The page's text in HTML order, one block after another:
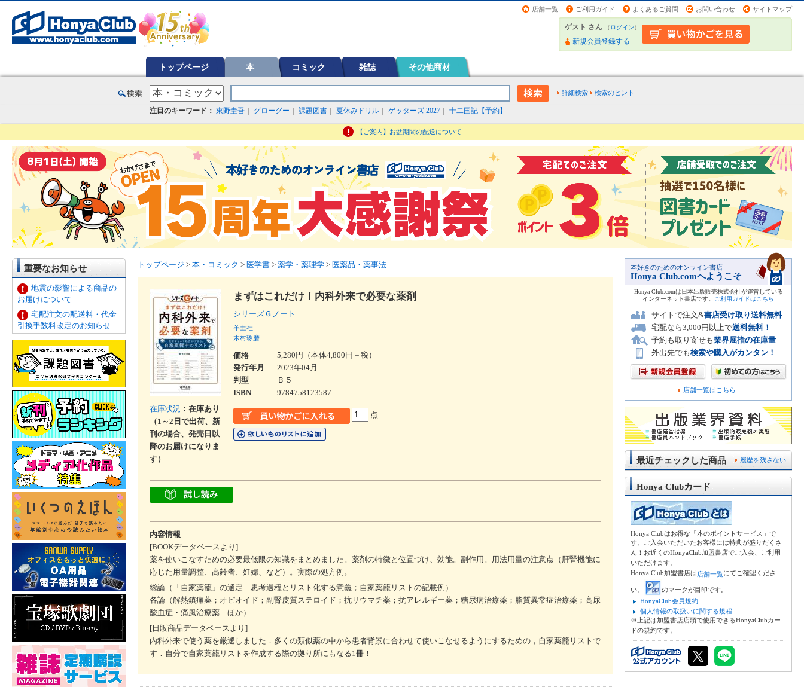
店舗一覧 ご利用ガイド よくあるご質問 お問い合わせ サイトマップ
ゲスト さん （ログイン）
新規会員登録する
トップページ 本 コミック 雑誌 その他商材
詳細検索 検索のヒント
注目のキーワード： 東野圭吾 グローグー 課題図書 夏休みドリル ゲッターズ 2027 十二国記【予約】
【ご案内】お盆期間の配送について
重要なお知らせ
地震の影響による商品の
お届けについて
宅配注文の配送料・代金
引換手数料改定のお知らせ
トップページ > 本・コミック > 医学書 > 薬学・薬理学 > 医薬品・薬事法
在庫状況 ：在庫あり
（1～2日で出荷、新
刊の場合、発売日以
降のお届けになりま
す）
まずはこれだけ！内科外来で必要な薬剤
シリーズＧノート
羊土社
木村琢磨
価格
5,280円（本体4,800円＋税）
発行年月
2023年04月
判型
Ｂ５
ISBN
9784758123587
点
内容情報
[BOOKデータベースより]
薬を使いこなすための必要最低限の知識をまとめました。薬剤の特徴と位置づけ、効能。副作用。用法用量の注意点（肝腎機能に
応じた用量調整、高齢者、妊婦、など）。実際の処方例。
総論（「自家薬籠」の選定―思考過程とリスト化する意義；自家薬籠リストの記載例）
各論（解熱鎮痛薬；オピオイド；副腎皮質ステロイド；抗リウマチ薬；抗アレルギー薬；糖尿病治療薬；脂質異常症治療薬；高尿
酸血症・痛風治療薬 ほか）
[日販商品データベースより]
内科外来で使う薬を厳選しました．多くの類似薬の中から患者背景に合わせて使いこなせるようにするための，自家薬籠リストで
す．自分で自家薬籠リストを作成する際の拠り所にもなる1冊！
本好きのためのオンライン書店
Honya Club.comへようこそ
Honya Club.comは日本出版販売株式会社が運営している
インターネット書店です。
ご利用ガイドはこちら
サイトで注文&書店受け取り送料無料
宅配なら3,000円以上で送料無料！
予約も取り寄せも業界屈指の在庫量
外出先でも検索や購入がカンタン！
店舗一覧はこちら
履歴を残さない
最近チェックした商品
Honya Clubカード
Honya Clubはお得な「本のポイントサービス」で
す。ご入会いただいたお客様には特典が盛りだくさ
ん！お近くのHonyaClub加盟書店でご入会、ご利用
いただけます。
Honya Club加盟書店は店舗一覧にてご確認くださ
い。
のマークが目印です。
HonyaClub会員規約
個人情報の取扱いに関する規程
※上記は加盟書店店頭で使用できるHonyaClubカー
ドの規約です。